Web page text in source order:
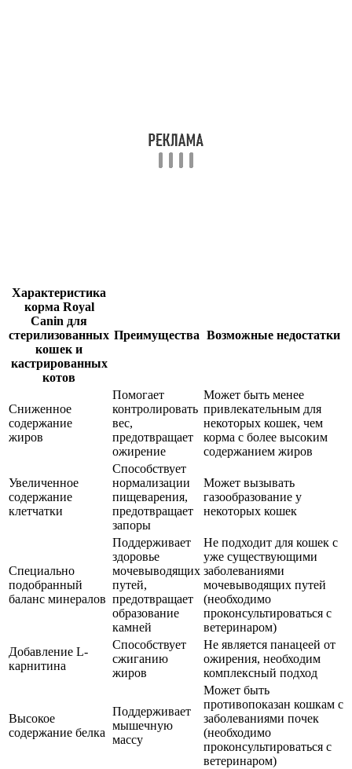
Характеристика
корма Royal
Canin для
стерилизованных
кошек и
кастрированных
котов
Преимущества Возможные недостатки
Сниженное
содержание
жиров
Помогает
контролировать
вес,
предотвращает
ожирение
Может быть менее
привлекательным для
некоторых кошек, чем
корма с более высоким
содержанием жиров
Увеличенное
содержание
клетчатки
Способствует
нормализации
пищеварения,
предотвращает
запоры
Может вызывать
газообразование у
некоторых кошек
Специально
подобранный
баланс минералов
Поддерживает
здоровье
мочевыводящих
путей,
предотвращает
образование
камней
Не подходит для кошек с
уже существующими
заболеваниями
мочевыводящих путей
(необходимо
проконсультироваться с
ветеринаром)
Добавление L-
карнитина
Способствует
сжиганию
жиров
Не является панацеей от
ожирения, необходим
комплексный подход
Высокое
содержание белка
Поддерживает
мышечную
массу
Может быть
противопоказан кошкам с
заболеваниями почек
(необходимо
проконсультироваться с
ветеринаром)